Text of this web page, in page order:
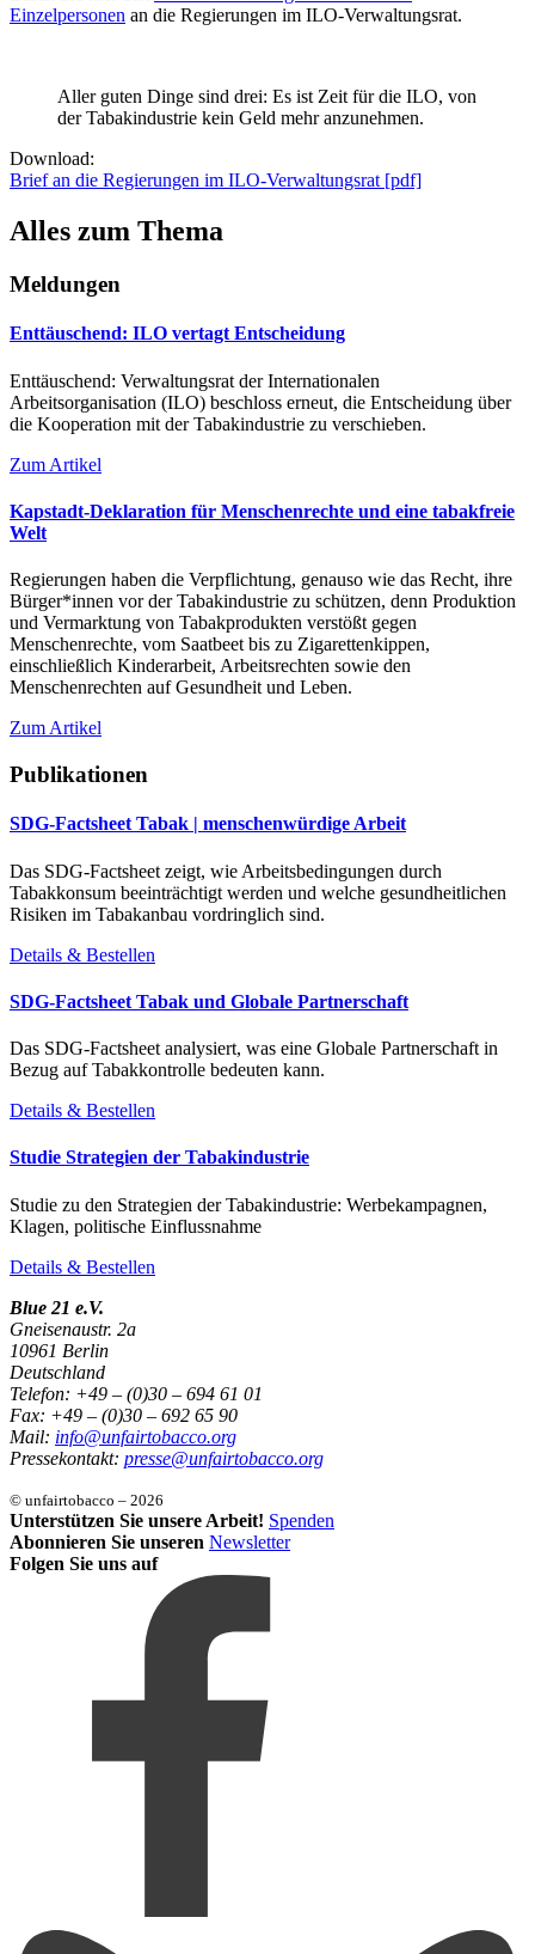
Einzelpersonen an die Regierungen im ILO-Verwaltungsrat.
Aller guten Dinge sind drei: Es ist Zeit für die ILO, von
der Tabakindustrie kein Geld mehr anzunehmen.
Download:
Brief an die Regierungen im ILO-Verwaltungsrat [pdf]
Alles zum Thema
Meldungen
Enttäuschend: ILO vertagt Entscheidung
Enttäuschend: Verwaltungsrat der Internationalen
Arbeitsorganisation (ILO) beschloss erneut, die Entscheidung über
die Kooperation mit der Tabakindustrie zu verschieben.
Zum Artikel
Kapstadt-Deklaration für Menschenrechte und eine tabakfreie
Welt
Regierungen haben die Verpflichtung, genauso wie das Recht, ihre
Bürger*innen vor der Tabakindustrie zu schützen, denn Produktion
und Vermarktung von Tabakprodukten verstößt gegen
Menschenrechte, vom Saatbeet bis zu Zigarettenkippen,
einschließlich Kinderarbeit, Arbeitsrechten sowie den
Menschenrechten auf Gesundheit und Leben.
Zum Artikel
Publikationen
SDG-Factsheet Tabak | menschenwürdige Arbeit
Das SDG-Factsheet zeigt, wie Arbeitsbedingungen durch
Tabakkonsum beeinträchtigt werden und welche gesundheitlichen
Risiken im Tabakanbau vordringlich sind.
Details & Bestellen
SDG-Factsheet Tabak und Globale Partnerschaft
Das SDG-Factsheet analysiert, was eine Globale Partnerschaft in
Bezug auf Tabakkontrolle bedeuten kann.
Details & Bestellen
Studie Strategien der Tabakindustrie
Studie zu den Strategien der Tabakindustrie: Werbekampagnen,
Klagen, politische Einflussnahme
Details & Bestellen
Blue 21 e.V.
Gneisenaustr. 2a
10961 Berlin
Deutschland
Telefon: +49 – (0)30 – 694 61 01
Fax: +49 – (0)30 – 692 65 90
Mail: info@unfairtobacco.org
Pressekontakt: presse@unfairtobacco.org
© unfairtobacco – 2026
Unterstützen Sie unsere Arbeit! Spenden
Abonnieren Sie unseren Newsletter
Folgen Sie uns auf